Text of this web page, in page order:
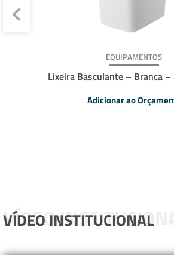
EQUIPAMENTOS
Lixeira Basculante – Branca
Adicionar ao
VÍDEO INSTITUCIONAL
VÍDEO INSTITUCIONAL